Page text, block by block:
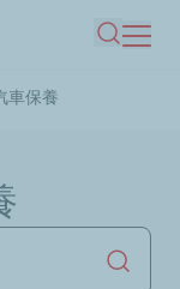
Search
車保養